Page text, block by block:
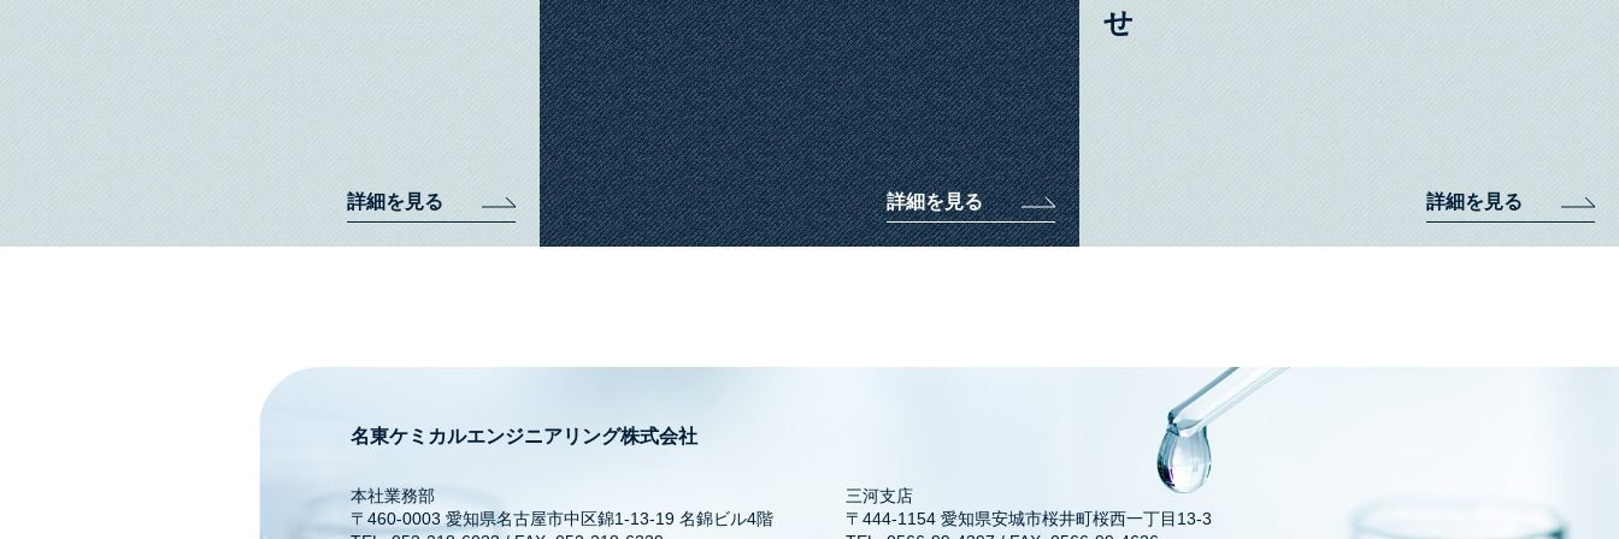
詳細を見る 詳細を見る 詳細を見る
名東ケミカルエンジニアリング株式会社
本社業務部
〒460-0003 愛知県名古屋市中区錦1-13-19 名錦ビル4階
三河支店
〒444-1154 愛知県安城市桜井町桜西一丁目13-3